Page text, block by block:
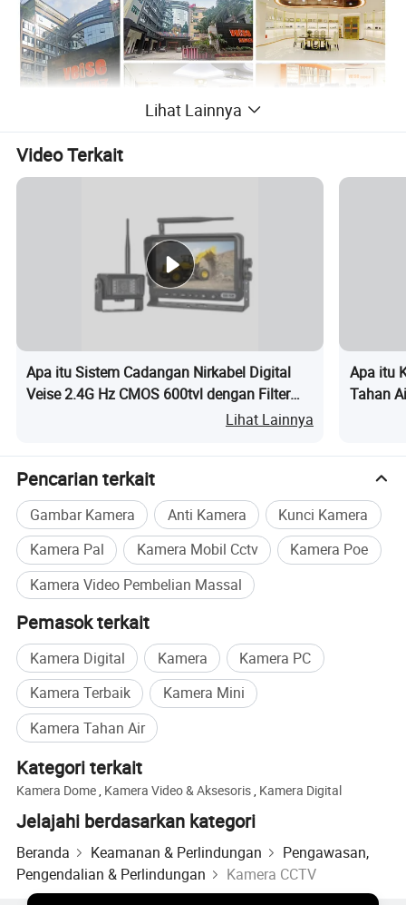
Lihat Lainnya
Video Terkait
Apa itu Sistem Cadangan Nirkabel Digital
Veise 2.4G Hz CMOS 600tvl dengan Filter
Lihat Lainnya
Apa itu
Tahan
Pencarian terkait
Gambar Kamera Anti Kamera
Kunci Kamera
Kamera Pal
Kamera Mobil Cctv
Kamera Poe
Kamera Video Pembelian Massal
Pemasok terkait
Kamera Digital Kamera
Kamera PC
Kamera Terbaik
Kamera Mini
Kamera Tahan Air
Kategori terkait
Kamera Dome, Kamera Video & Aksesoris, Kamera Digital
Jelajahi berdasarkan kategori
Beranda Keamanan & Perlindungan
Pengawasan,
Pengendalian & Perlindungan
Kamera CCTV